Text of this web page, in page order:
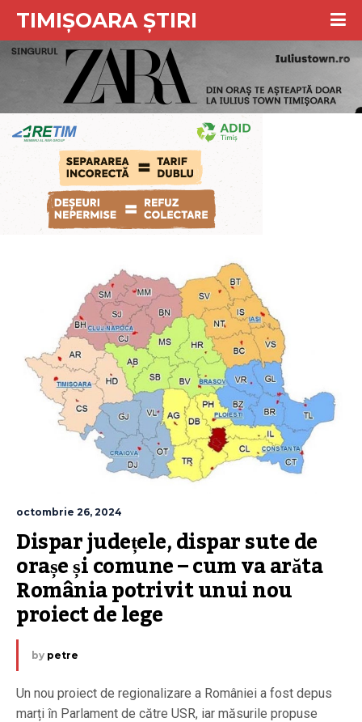
TIMIȘOARA ȘTIRI
octombrie 26, 2024
Dispar județele, dispar sute de
orașe și comune – cum va arăta
România potrivit unui nou
proiect de lege
by petre
Un nou proiect de regionalizare a României a fost depus
marți în Parlament de către USR, iar măsurile propuse